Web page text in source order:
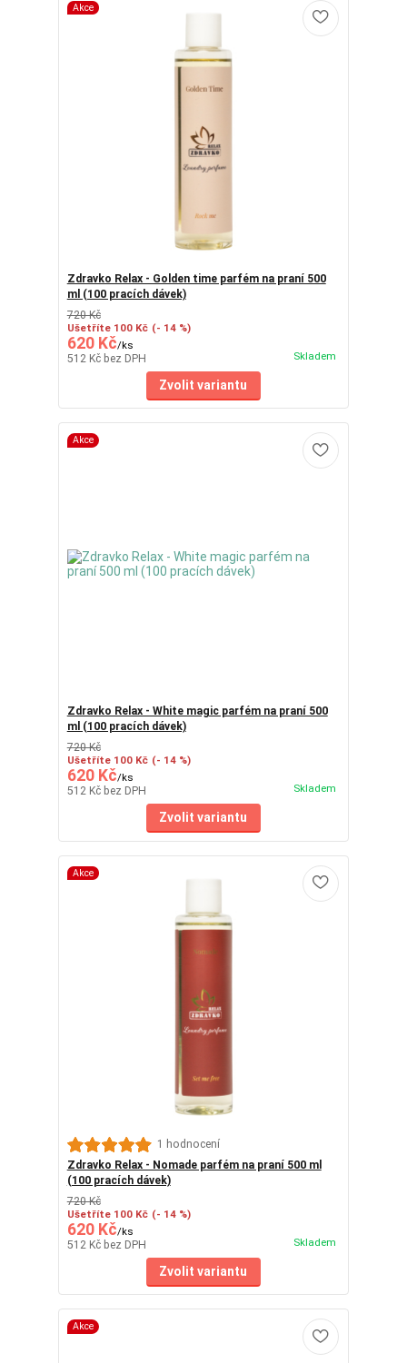
Akce
Zdravko Relax - Golden time parfém na praní 500
ml (100 pracích dávek)
720 Kč
Ušetříte 100 Kč (- 14 %)
620 Kč/ks
512 Kč bez DPH Skladem
Zvolit variantu
Akce
Zdravko Relax - White magic parfém na praní 500
ml (100 pracích dávek)
720 Kč
Ušetříte 100 Kč (- 14 %)
620 Kč/ks
512 Kč bez DPH Skladem
Zvolit variantu
Akce
1 hodnocení
Zdravko Relax - Nomade parfém na praní 500 ml
(100 pracích dávek)
720 Kč
Ušetříte 100 Kč (- 14 %)
620 Kč/ks
512 Kč bez DPH Skladem
Zvolit variantu
Akce